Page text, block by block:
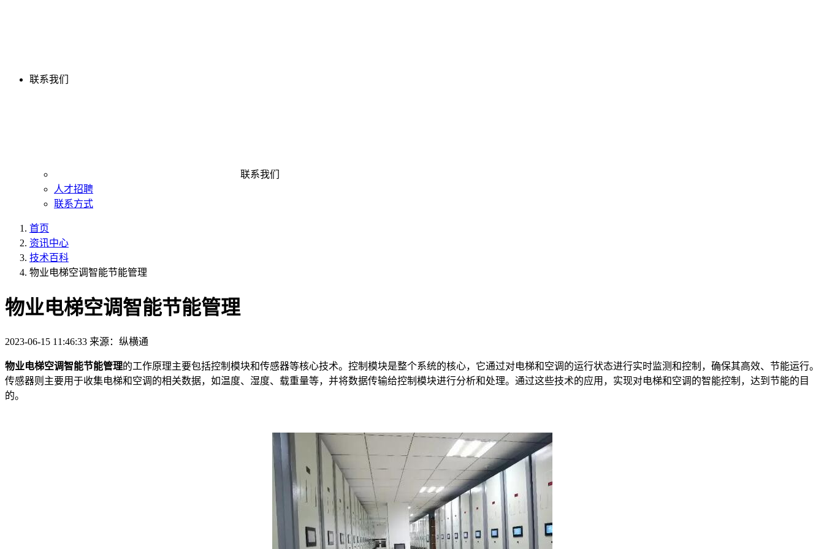
联系我们
联系我们
人才招聘
联系方式
首页
资讯中心
技术百科
物业电梯空调智能节能管理
物业电梯空调智能节能管理
2023-06-15 11:46:33 来源：纵横通
物业电梯空调智能节能管理的工作原理主要包括控制模块和传感器等核心技术。控制模块是整个系统的核心，它通过对电梯和空调的运行状态进行实时监测和控制，确保其高效、节能运行。
传感器则主要用于收集电梯和空调的相关数据，如温度、湿度、载重量等，并将数据传输给控制模块进行分析和处理。通过这些技术的应用，实现对电梯和空调的智能控制，达到节能的目
的。